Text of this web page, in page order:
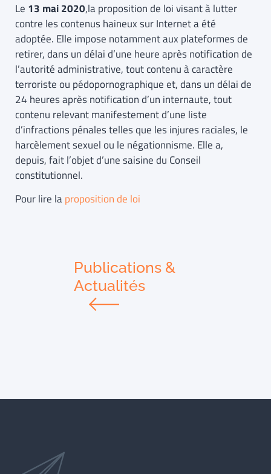
Le 13 mai 2020,la proposition de loi visant à lutter
contre les contenus haineux sur Internet a été
adoptée. Elle impose notamment aux plateformes de
retirer, dans un délai d’une heure après notification de
l’autorité administrative, tout contenu à caractère
terroriste ou pédopornographique et, dans un délai de
24 heures après notification d’un internaute, tout
contenu relevant manifestement d’une liste
d’infractions pénales telles que les injures raciales, le
harcèlement sexuel ou le négationnisme. Elle a,
depuis, fait l’objet d’une saisine du Conseil
constitutionnel.
Pour lire laproposition de loi
Publications &
Actualités